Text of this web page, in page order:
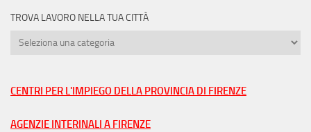
TROVA LAVORO NELLA TUA CITTÀ
Trova
tua
CENTRI PER L'IMPIEGO DELLA PROVINCIA DI FIRENZE
AGENZIE INTERINALI A FIRENZE